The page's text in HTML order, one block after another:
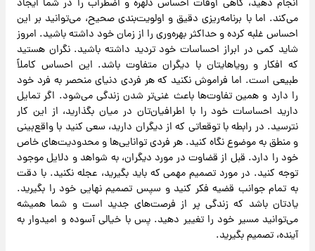
انجام دهید، گاهی اوقات احساس دلهره و اضطراب را در شما ایجاد
می‌کند. اما با برنامه‌ریزی دقیق و اولویت‌بندی صحیح، می‌توانید بر این
احساس غلبه کرده و حداکثر بهره‌وری را از زمان خود داشته باشید. امروز
شاید کمی در ابراز احساسات خود تردید داشته باشید. نگران هستید
که افکار و رویاهایتان با دیگران متفاوت باشد. این احساس کاملاً
طبیعی است. اما فراموش نکنید که هر فردی دنیای منحصر به فرد خود
را دارد و همین تفاوت‌ها باعث غنی‌تر شدن زندگی می‌شود. اگر تمایل
دارید احساسات خود را با اطرافیان‌تان در میان بگذارید، از این کار
نترسید. در رابطه با توقعاتی که از دیگران دارید، سعی کنید با واقع‌بینی
و منطق به موضوع نگاه کنید. هر فردی توانایی‌ها و محدودیت‌های خاص
خود را دارد. قبل از قضاوت در مورد دیگران، به شواهد و دلایل موجود
توجه کنید. در مورد تصمیم مهمی که باید بگیرید، عجله نکنید. با دقت
به تمام جوانب قضیه فکر کنید و سپس تصمیم نهایی خود را بگیرید.
یادتان باشد که زندگی پر از فرصت‌های جدید است و شما همیشه
می‌توانید مسیر خود را تغییر دهید. پس با خیالی آسوده و امیدوار به
آینده، تصمیم بگیرید.